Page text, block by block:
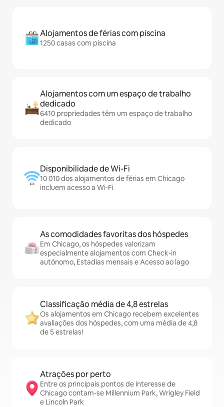
Alojamentos de férias com piscina
1250 casas com piscina
Alojamentos com um espaço de trabalho
dedicado
6410 propriedades têm um espaço de trabalho
dedicado
Disponibilidade de Wi-Fi
10 010 dos alojamentos de férias em Chicago
incluem acesso a Wi-Fi
As comodidades favoritas dos hóspedes
Em Chicago, os hóspedes valorizam
especialmente alojamentos com Check-in
autónomo, Estadias mensais e Acesso ao lago
Classificação média de 4,8 estrelas
Os alojamentos em Chicago recebem excelentes
avaliações dos hóspedes, com uma média de 4,8
de 5 estrelas!
Atrações por perto
Entre os principais pontos de interesse de
Chicago contam-se Millennium Park, Wrigley Field
e Lincoln Park